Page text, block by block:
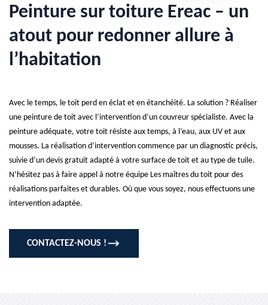
Peinture sur toiture Ereac – un
atout pour redonner allure à
l’habitation
Avec le temps, le toit perd en éclat et en étanchéité. La solution ? Réaliser
une peinture de toit avec l’intervention d’un couvreur spécialiste. Avec la
peinture adéquate, votre toit résiste aux temps, à l’eau, aux UV et aux
mousses. La réalisation d’intervention commence par un diagnostic précis,
suivie d’un devis gratuit adapté à votre surface de toit et au type de tuile.
N’hésitez pas à faire appel à notre équipe Les maîtres du toit pour des
réalisations parfaites et durables. Où que vous soyez, nous effectuons une
intervention adaptée.
CONTACTEZ-NOUS !